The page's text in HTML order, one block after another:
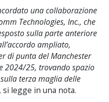
una collaborazione
Technologies, Inc., che
sulla parte anteriore
ampliato,
di punta del Manchester
2024/25, trovando spazio
terza maglia delle
si legge in una nota.